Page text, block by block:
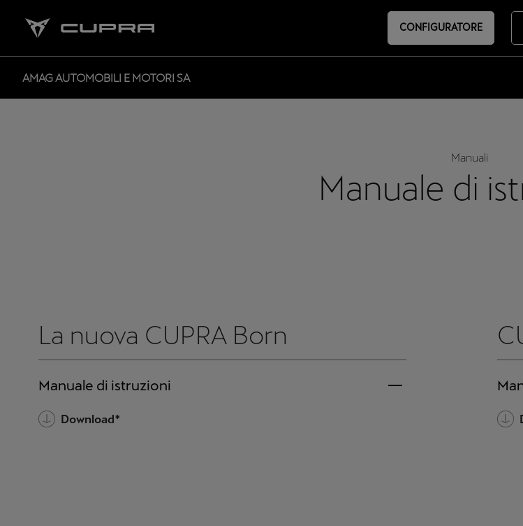
CONFIGURATORE
AMAG AUTOMOBILI E MOTORI SA